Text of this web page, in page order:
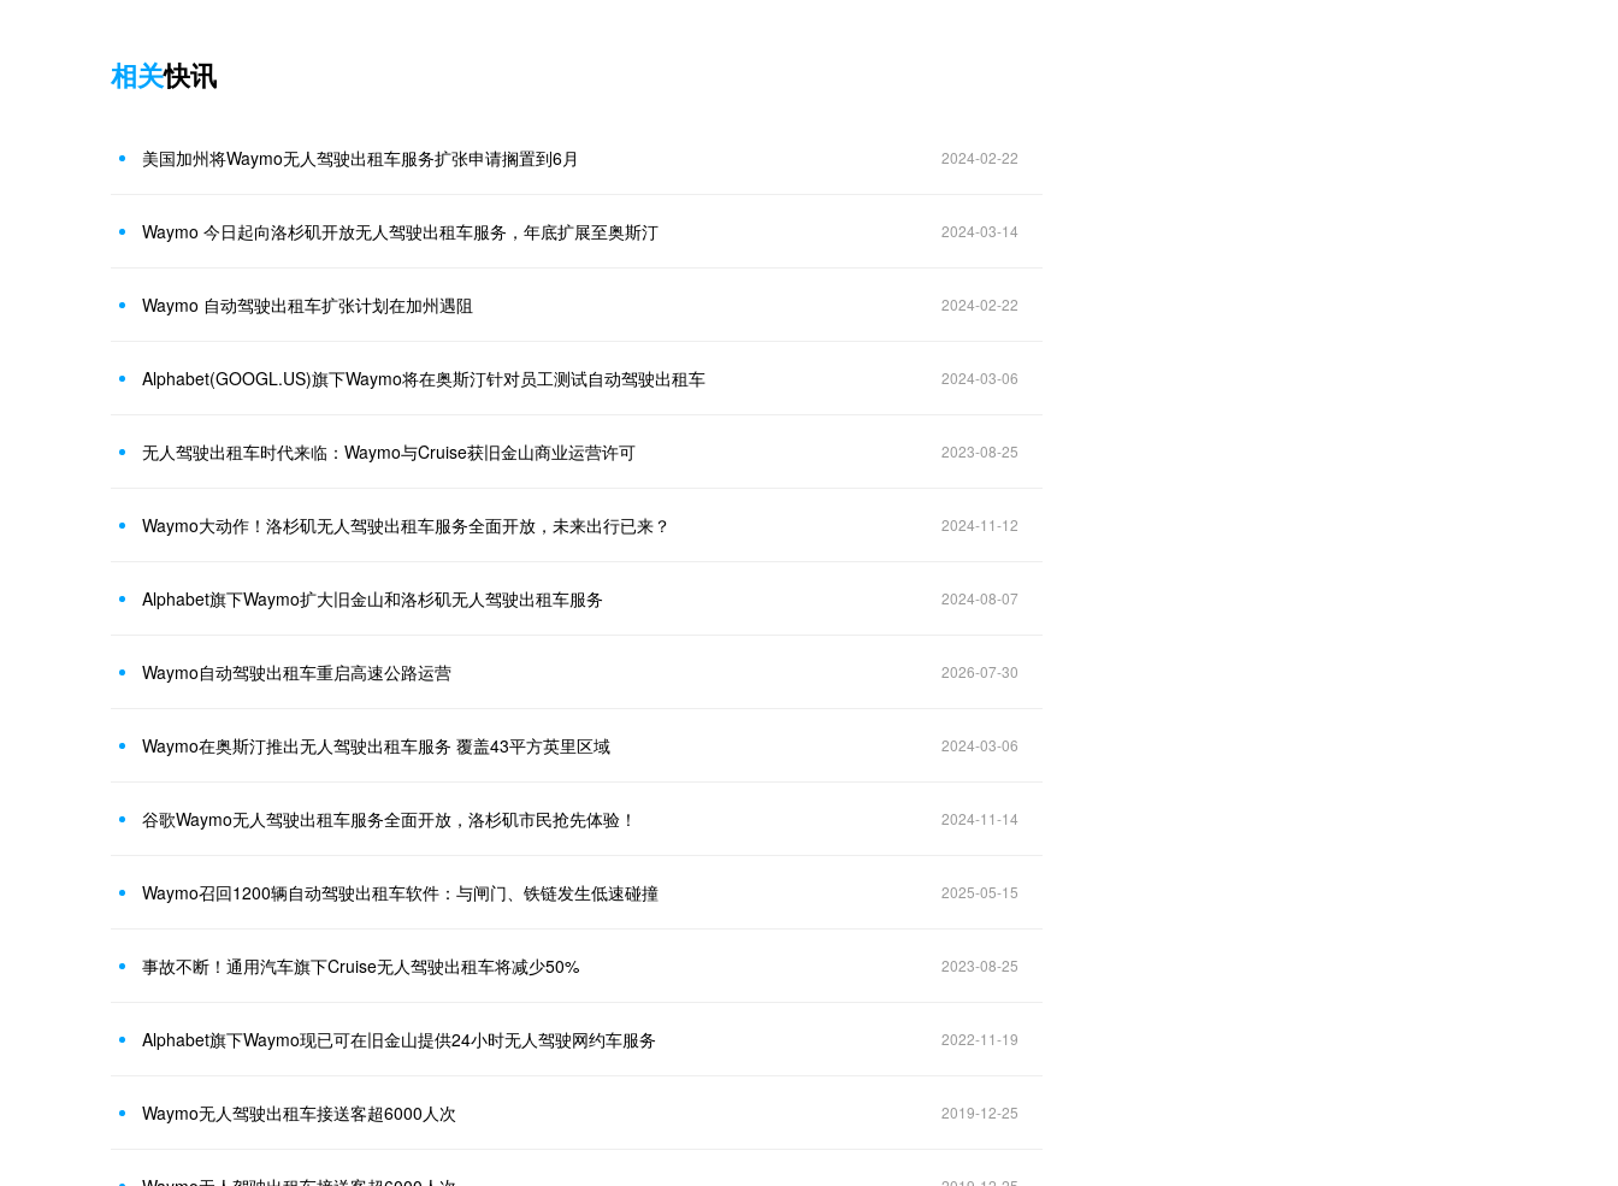
相关快讯
美国加州将Waymo无人驾驶出租车服务扩张申请搁置到6月 2024-02-22
Waymo 今日起向洛杉矶开放无人驾驶出租车服务，年底扩展至奥斯汀 2024-03-14
Waymo 自动驾驶出租车扩张计划在加州遇阻 2024-02-22
Alphabet(GOOGL.US)旗下Waymo将在奥斯汀针对员工测试自动驾驶出租车 2024-03-06
无人驾驶出租车时代来临：Waymo与Cruise获旧金山商业运营许可 2023-08-25
Waymo大动作！洛杉矶无人驾驶出租车服务全面开放，未来出行已来？ 2024-11-12
Alphabet旗下Waymo扩大旧金山和洛杉矶无人驾驶出租车服务 2024-08-07
Waymo自动驾驶出租车重启高速公路运营 2026-07-30
Waymo在奥斯汀推出无人驾驶出租车服务 覆盖43平方英里区域 2024-03-06
谷歌Waymo无人驾驶出租车服务全面开放，洛杉矶市民抢先体验！ 2024-11-14
Waymo召回1200辆自动驾驶出租车软件：与闸门、铁链发生低速碰撞 2025-05-15
事故不断！通用汽车旗下Cruise无人驾驶出租车将减少50% 2023-08-25
Alphabet旗下Waymo现已可在旧金山提供24小时无人驾驶网约车服务 2022-11-19
Waymo无人驾驶出租车接送客超6000人次 2019-12-25